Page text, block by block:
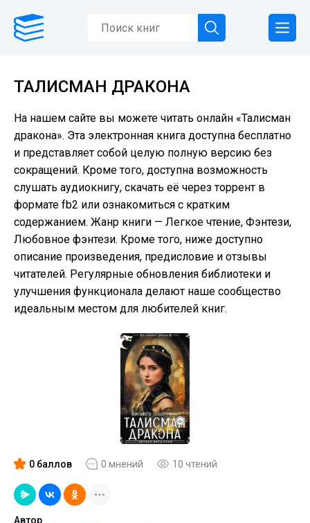
ТАЛИСМАН ДРАКОНА
На нашем сайте вы можете читать онлайн «Талисман
дракона». Эта электронная книга доступна бесплатно
и представляет собой целую полную версию без
сокращений. Кроме того, доступна возможность
слушать аудиокнигу, скачать её через торрент в
формате fb2 или ознакомиться с кратким
содержанием. Жанр книги — Легкое чтение, Фэнтези,
Любовное фэнтези. Кроме того, ниже доступно
описание произведения, предисловие и отзывы
читателей. Регулярные обновления библиотеки и
улучшения функционала делают наше сообщество
идеальным местом для любителей книг.
0 баллов 0 мнений 10 чтений
Автор